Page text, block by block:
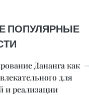
ПОПУЛЯРНЫЕ
Дананга как
для
и реализации